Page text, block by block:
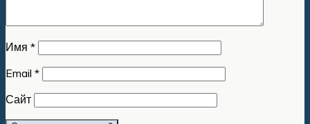
Имя *
Email *
Сайт